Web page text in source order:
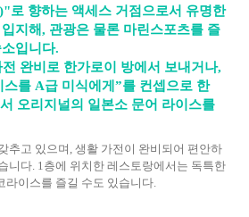
로 향하는 액세스 거점으로서 유명한
지해, 관광은 물론 마린스포츠를 즐
입니다.
완비로 한가로이 방에서 보내거나,
를 A급 미식에게”를 컨셉으로 한
오리지널의 일본소 문어 라이스를
추고 있으며, 생활 가전이 완비되어 편안하
니다. 1층에 위치한 레스토랑에서는 독특한
라이스를 즐길 수도 있습니다.